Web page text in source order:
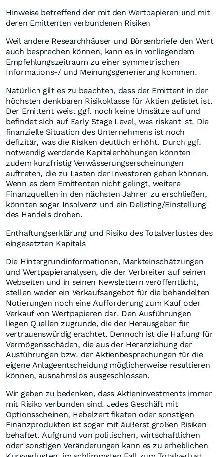
Hinweise betreffend der mit den Wertpapieren und mit
deren Emittenten verbundenen Risiken
Weil andere Researchhäuser und Börsenbriefe den Wert
auch besprechen können, kann es in vorliegendem
Empfehlungszeitraum zu einer symmetrischen
Informations-/ und Meinungsgenerierung kommen.
Natürlich gilt es zu beachten, dass der Emittent in der
höchsten denkbaren Risikoklasse für Aktien gelistet ist.
Der Emittent weist ggf. noch keine Umsätze auf und
befindet sich auf Early Stage Level, was riskant ist. Die
finanzielle Situation des Unternehmens ist noch
defizitär, was die Risiken deutlich erhöht. Durch ggf.
notwendig werdende Kapitalerhöhungen könnten
zudem kurzfristig Verwässerungserscheinungen
auftreten, die zu Lasten der Investoren gehen können.
Wenn es dem Emittenten nicht gelingt, weitere
Finanzquellen in den nächsten Jahren zu erschließen,
könnten sogar Insolvenz und ein Delisting/Einstellung
des Handels drohen.
Enthaftungserklärung und Risiko des Totalverlustes des
eingesetzten Kapitals
Die Hintergrundinformationen, Markteinschätzungen
und Wertpapieranalysen, die der Verbreiter auf seinen
Webseiten und in seinen Newslettern veröffentlicht,
stellen weder ein Verkaufsangebot für die behandelten
Notierungen noch eine Aufforderung zum Kauf oder
Verkauf von Wertpapieren dar. Den Ausführungen
liegen Quellen zugrunde, die der Herausgeber für
vertrauenswürdig erachtet. Dennoch ist die Haftung für
Vermögensschäden, die aus der Heranziehung der
Ausführungen bzw. der Aktienbesprechungen für die
eigene Anlageentscheidung möglicherweise resultieren
können, ausnahmslos ausgeschlossen.
Wir geben zu bedenken, dass Aktieninvestments immer
mit Risiko verbunden sind. Jedes Geschäft mit
Optionsscheinen, Hebelzertifikaten oder sonstigen
Finanzprodukten ist sogar mit äußerst großen Risiken
behaftet. Aufgrund von politischen, wirtschaftlichen
oder sonstigen Veränderungen kann es zu erheblichen